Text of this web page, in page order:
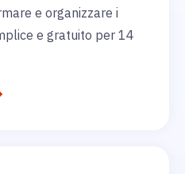
e organizzare i
e gratuito per 14